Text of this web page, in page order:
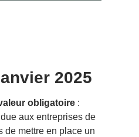
2025
obligatoire :
aux entreprises de
de mettre en place un